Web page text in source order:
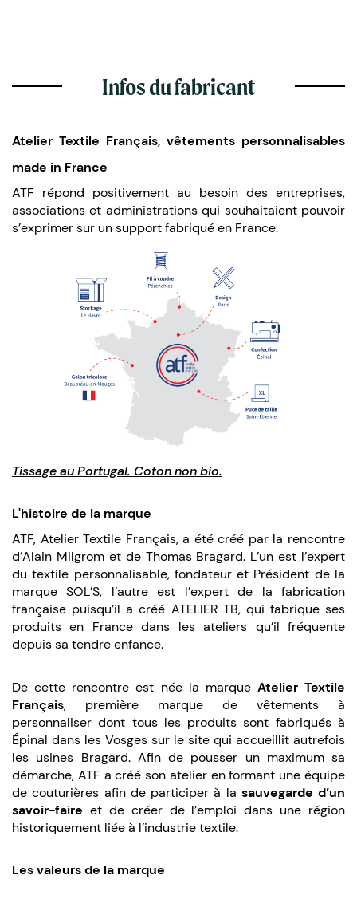
Infos du fabricant
Atelier Textile Français, vêtements personnalisables
made in France
ATF répond positivement au besoin des entreprises,
associations et administrations qui souhaitaient pouvoir
s’exprimer sur un support fabriqué en France.
Tissage au Portugal. Coton non bio.
L'histoire de la marque
ATF, Atelier Textile Français, a été créé par la rencontre
d’Alain Milgrom et de Thomas Bragard. L’un est l’expert
du textile personnalisable, fondateur et Président de la
marque SOL’S, l’autre est l’expert de la fabrication
française puisqu’il a créé ATELIER TB, qui fabrique ses
produits en France dans les ateliers qu’il fréquente
depuis sa tendre enfance.
De cette rencontre est née la marque Atelier Textile
Français, première marque de vêtements à
personnaliser dont tous les produits sont fabriqués à
Épinal dans les Vosges sur le site qui accueillit autrefois
les usines Bragard. Afin de pousser un maximum sa
démarche, ATF a créé son atelier en formant une équipe
de couturières afin de participer à la sauvegarde d’un
savoir-faire et de créer de l’emploi dans une région
historiquement liée à l’industrie textile.
Les valeurs de la marque